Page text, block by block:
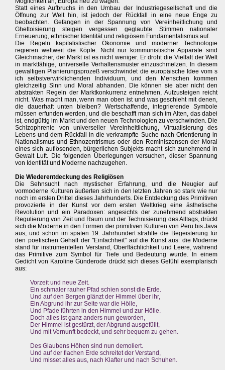
Statt eines Aufbruchs in den Umbau der Industriegesellschaft und die
Öffnung zur Welt hin, ist jedoch der Rückfall in eine neue Enge zu
beobachten. Gefangen in der Spannung von Vereinheitlichung und
Ghettoisierung steigen vergessen geglaubte Stimmen nationaler
Erneuerung, ethnischer Identität und religiösem Fundamentalismus auf.
Die Regeln kapitalistischer Ökonomie und moderner Technologie
regieren weltweit die Köpfe. Nicht nur kommunistische Apparate sind
Gleichmacher, der Markt ist es nicht weniger. Er droht die Vielfalt der Welt
in marktfähige, universelle Verhaltensmuster einzuschmelzen. In diesem
gewaltigen Planierungsprozeß verschwindet die europäische Idee vom s
ich selbstverwirklichenden Individuum, und den Menschen kommen
gleichzeitig Sinn und Moral abhanden. Die können sie aber nicht den
abstrakten Regeln der Marktkonkurrenz entnehmen, Aufzusteigen reicht
nicht. Was macht man, wenn man oben ist und was geschieht mit denen,
die dauerhaft unten bleiben? Wertschaffende, integrierende Symbole
müssen erfunden werden, und die beschafft man sich im Alten, das dabei
ist, endgültig im Markt und den neuen Technologien zu verschwinden. Die
Schizophrenie von universeller Vereinheitlichung, Virtualisierung des
Lebens und dem Rückfall in die verkrampfte Suche nach Orientierung in
Nationalismus und Ethnozentrismus oder den Reminiszensen der Moral
eines sich auflösenden, bürgerlichen Subjekts macht sich zunehmend in
Gewalt Luft. Die folgenden Überlegungen versuchen, dieser Spannung
von Identität und Moderne nachzugehen.
Die Wiederentdeckung des Religiösen
Die Sehnsucht nach mystischer Erfahrung, und die Neugier auf
vormoderne Kulturen äußerten sich in den letzten Jahren so stark wie nur
noch im ersten Drittel dieses Jahrhunderts. Die Entdeckung des Primitiven
provozierte in der Kunst vor dem ersten Weltkrieg eine ästhetische
Revolution und ein Paradoxen: angesichts der zunehmend abstrakten
Regulierung von Zeit und Raum und der Technisierung des Alltags, drückt
sich die Moderne in den Formen der primitiven Kulturen von Peru bis Java
aus, und schon im späten 19. Jahrhundert strahlte die Begeisterung für
den poetischen Gehalt der "Einfachheit" auf die Kunst aus: die Moderne
stand für instrumentellen Verstand, Oberflächlichkeit und Leere, während
das Primitive zum Symbol für Tiefe und Bedeutung wurde. In einem
Gedicht von Karoline Günderode drückt sich dieses Gefühl exemplarisch
aus:
Vorzeit und neue Zeit.
Ein schmaler rauher Pfad schien sonst die Erde.
Und auf den Bergen glänzt der Himmel über ihr,
Ein Abgrund ihr zur Seite war die Hölle,
Und Pfade führten in den Himmel und zur Hölle.
Doch alles ist ganz anders nun geworden,
Der Himmel ist gestürzt, der Abgrund ausgefüllt,
Und mit Vernunft bedeckt, und sehr bequem zu gehen.
Des Glaubens Höhen sind nun demoliert.
Und auf der flachen Erde schreitet der Verstand,
Und misset alles aus, nach Klafter und nach Schuhen.